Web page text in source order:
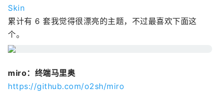
Skin
累计有 6 套我觉得很漂亮的主题，不过最喜欢下面这
个。
miro：终端马里奥
https://github.com/o2sh/miro